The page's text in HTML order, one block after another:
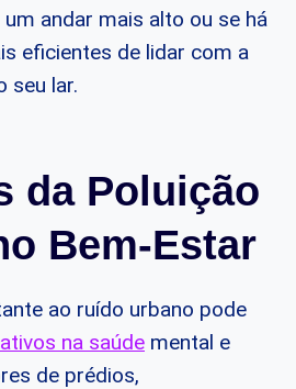
andar mais alto ou se há
eficientes de lidar com a
seu lar.
da Poluição
Bem-Estar
ao ruído urbano pode
na saúde mental e
de prédios,